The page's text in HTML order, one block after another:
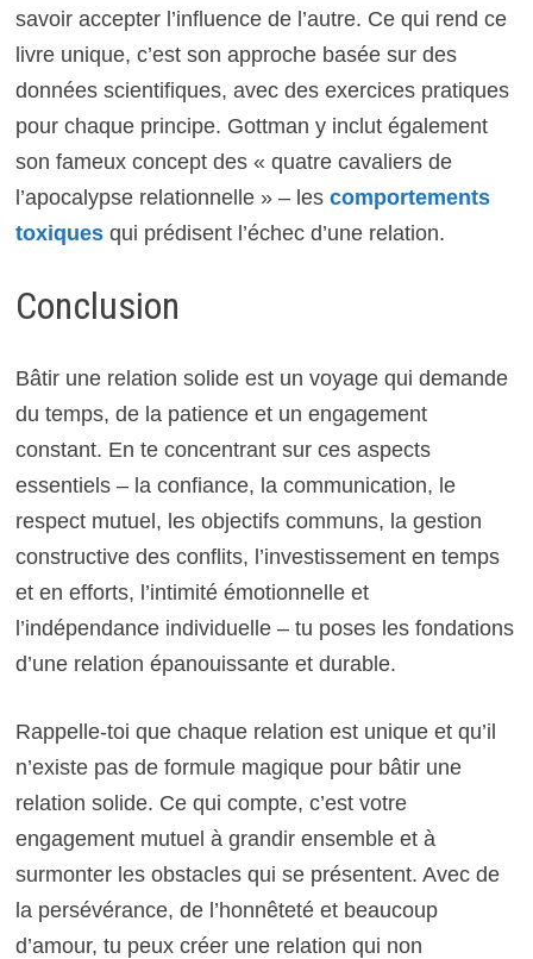
savoir accepter l’influence de l’autre. Ce qui rend ce
livre unique, c’est son approche basée sur des
données scientifiques, avec des exercices pratiques
pour chaque principe. Gottman y inclut également
son fameux concept des « quatre cavaliers de
l’apocalypse relationnelle » – les comportements
toxiquesqui prédisent l’échec d’une relation.
Conclusion
Bâtir une relation solide est un voyage qui demande
du temps, de la patience et un engagement
constant. En te concentrant sur ces aspects
essentiels – la confiance, la communication, le
respect mutuel, les objectifs communs, la gestion
constructive des conflits, l’investissement en temps
et en efforts, l’intimité émotionnelle et
l’indépendance individuelle – tu poses les fondations
d’une relation épanouissante et durable.
Rappelle-toi que chaque relation est unique et qu’il
n’existe pas de formule magique pour bâtir une
relation solide. Ce qui compte, c’est votre
engagement mutuel à grandir ensemble et à
surmonter les obstacles qui se présentent. Avec de
la persévérance, de l’honnêteté et beaucoup
d’amour, tu peux créer une relation qui non